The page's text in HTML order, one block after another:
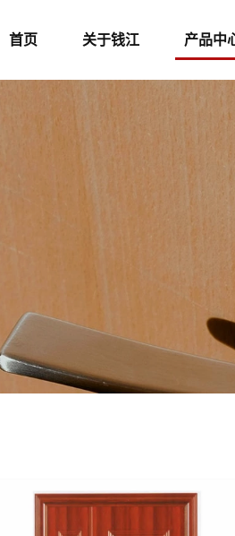
首页 关于钱江 产品中